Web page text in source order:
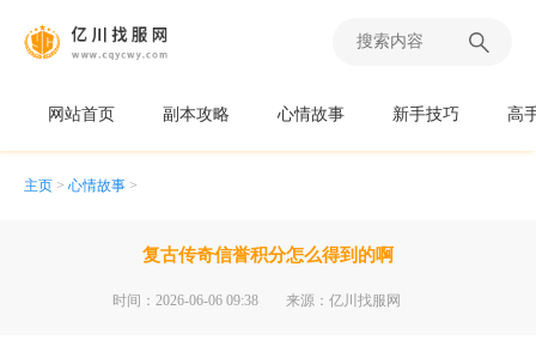
网站首页 副本攻略 心情故事 新手技巧 高
主页 > 心情故事 >
复古传奇信誉积分怎么得到的啊
时间：2026-06-06 09:38 来源：亿川找服网